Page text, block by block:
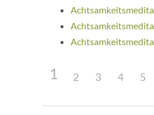
1 2 3 4 5